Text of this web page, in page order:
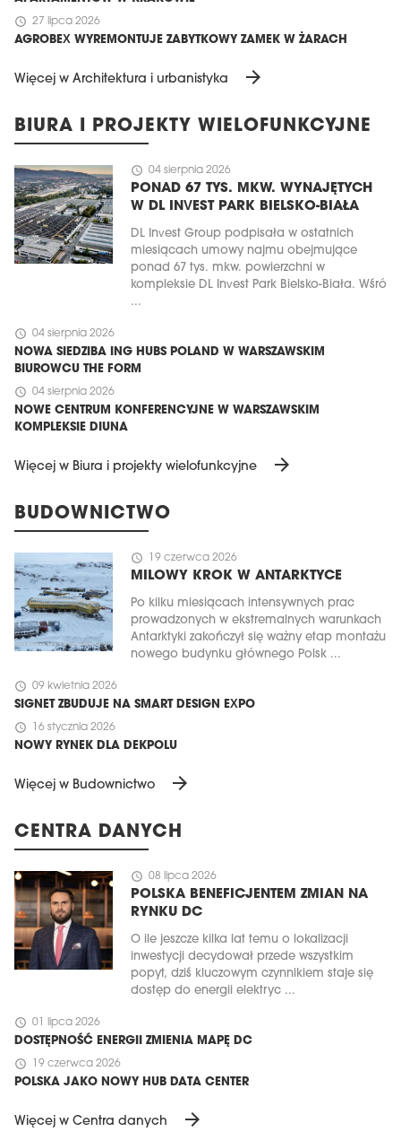
schedule 27 lipca 2026
AGROBEX WYREMONTUJE ZABYTKOWY ZAMEK W ŻARACH
Więcej w Architektura i urbanistyka arrow_forward
BIURA I PROJEKTY WIELOFUNKCYJNE
schedule 04 sierpnia 2026
PONAD 67 TYS. MKW. WYNAJĘTYCH
W DL INVEST PARK BIELSKO-BIAŁA
DL Invest Group podpisała w ostatnich
miesiącach umowy najmu obejmujące
ponad 67 tys. mkw. powierzchni w
kompleksie DL Invest Park Bielsko-Biała. Wśró
...
schedule 04 sierpnia 2026
NOWA SIEDZIBA ING HUBS POLAND W WARSZAWSKIM
BIUROWCU THE FORM
schedule 04 sierpnia 2026
NOWE CENTRUM KONFERENCYJNE W WARSZAWSKIM
KOMPLEKSIE DIUNA
Więcej w Biura i projekty wielofunkcyjne arrow_forward
BUDOWNICTWO
schedule 19 czerwca 2026
MILOWY KROK W ANTARKTYCE
Po kilku miesiącach intensywnych prac
prowadzonych w ekstremalnych warunkach
Antarktyki zakończył się ważny etap montażu
nowego budynku głównego Polsk ...
schedule 09 kwietnia 2026
SIGNET ZBUDUJE NA SMART DESIGN EXPO
schedule 16 stycznia 2026
NOWY RYNEK DLA DEKPOLU
Więcej w Budownictwo arrow_forward
CENTRA DANYCH
schedule 08 lipca 2026
POLSKA BENEFICJENTEM ZMIAN NA
RYNKU DC
O ile jeszcze kilka lat temu o lokalizacji
inwestycji decydował przede wszystkim
popyt, dziś kluczowym czynnikiem staje się
dostęp do energii elektryc ...
schedule 01 lipca 2026
DOSTĘPNOŚĆ ENERGII ZMIENIA MAPĘ DC
schedule 19 czerwca 2026
POLSKA JAKO NOWY HUB DATA CENTER
Więcej w Centra danych arrow_forward